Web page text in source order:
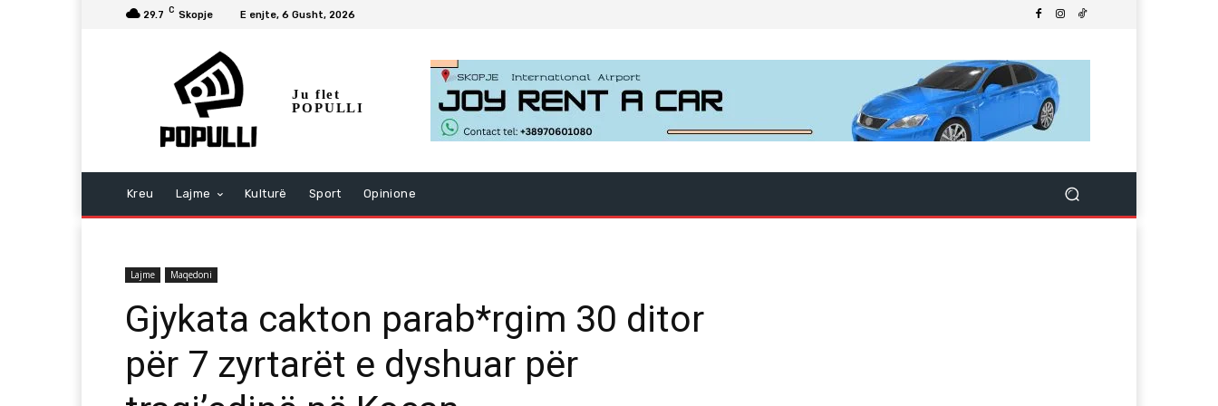
29.7 C Skopje E enjte, 6 Gusht, 2026
Ju flet
POPULLI
Kreu Lajme Kulturë Sport Opinione
Lajme Maqedoni
Gjykata cakton parab*rgim 30 ditor
për 7 zyrtarët e dyshuar për